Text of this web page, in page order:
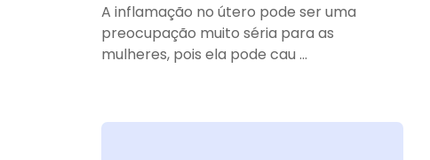
A inflamação no útero pode ser uma
preocupação muito séria para as
mulheres, pois ela pode cau ...